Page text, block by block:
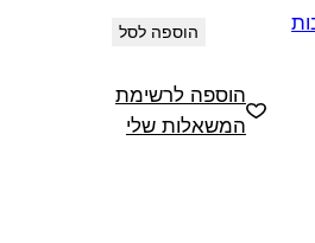
הוספה לסל
הוספה לרשימת
המשאלות שלי